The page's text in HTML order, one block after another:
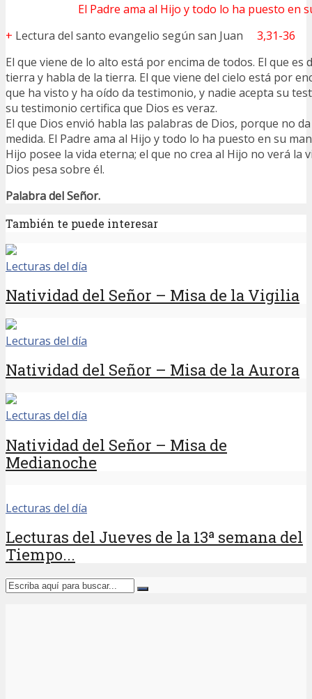
El Padre ama al Hijo y todo lo ha puesto en
+ Lectura del santo evangelio según san Juan 3,31-36
El que viene de lo alto está por encima de todos. El que es
tierra y habla de la tierra. El que viene del cielo está por
que ha visto y ha oído da testimonio, y nadie acepta su
su testimonio certifica que Dios es veraz.
El que Dios envió habla las palabras de Dios, porque no
medida. El Padre ama al Hijo y todo lo ha puesto en su
Hijo posee la vida eterna; el que no crea al Hijo no verá la
Dios pesa sobre él.
Palabra del Señor.
También te puede interesar
Lecturas del día
Natividad del Señor – Misa de la Vigilia
Lecturas del día
Natividad del Señor – Misa de la Aurora
Lecturas del día
Natividad del Señor – Misa de
Medianoche
Lecturas del día
Lecturas del Jueves de la 13ª semana del
Tiempo...